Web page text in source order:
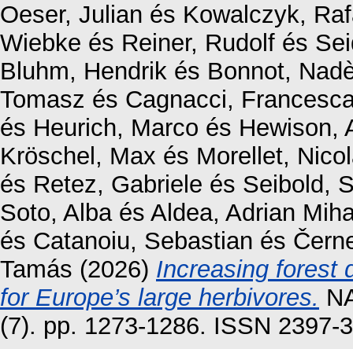
Oeser, Julian és Kowalczyk,
Wiebke és Reiner, Rudolf és
Bluhm, Hendrik és Bonnot,
Tomasz és Cagnacci,
és Heurich, Marco és Hewison,
Kröschel, Max és Morellet,
és Retez, Gabriele és Seibold,
Soto, Albaés Aldea, Adrian
és Catanoiu, Sebastian és
Tamás (2026) Increasing forest
for Europe’s large herbivores.
(7). pp. 1273-1286. ISSN 2397-